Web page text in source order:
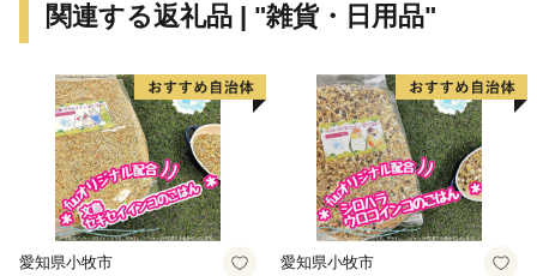
関連する返礼品 | "雑貨・日用品"
愛知県小牧市 愛知県小牧市